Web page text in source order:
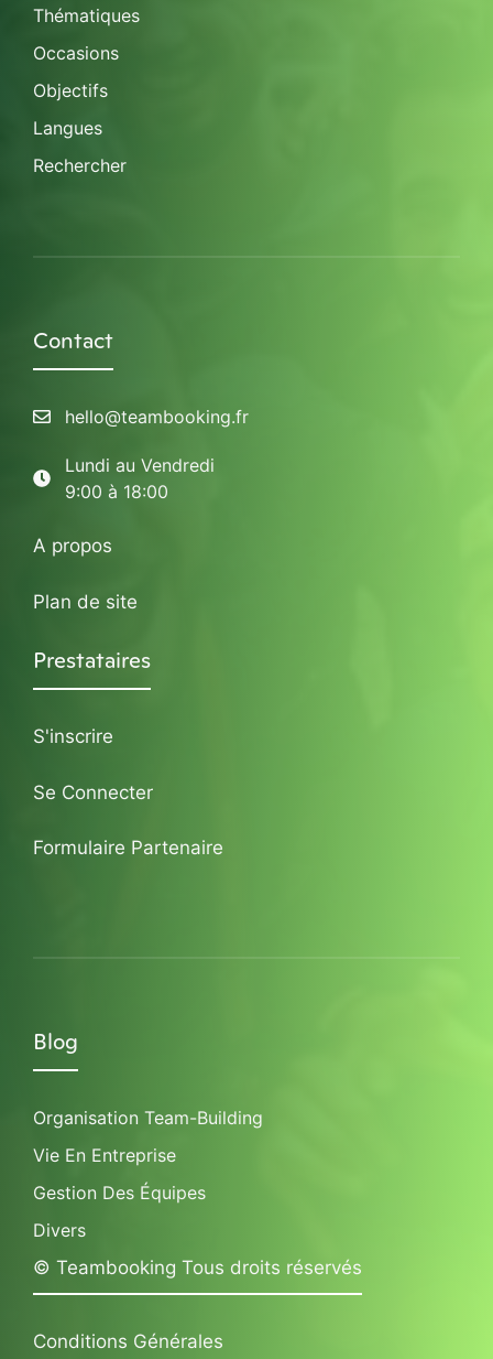
Thématiques
Occasions
Objectifs
Langues
Rechercher
Contact
hello@teambooking.fr
Lundi au Vendredi
9:00 à 18:00
A propos
Plan de site
Prestataires
S'inscrire
Se Connecter
Formulaire Partenaire
Blog
Organisation Team-Building
Vie En Entreprise
Gestion Des Équipes
Divers
© Teambooking Tous droits réservés
Conditions Générales